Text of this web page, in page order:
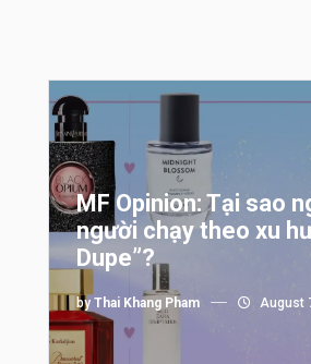
MF Opinion: Tại sao
người chạy theo xu
Dupe”?
by Thai Khang Pham August